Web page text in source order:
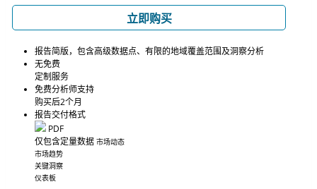
立即购买
报告简版，包含高级数据点、有限的地域覆盖范围及洞察分析
无免费
定制服务
免费分析师支持
购买后2个月
报告交付格式
PDF
仅包含定量数据 市场动态
市场趋势
关键洞察
仪表板